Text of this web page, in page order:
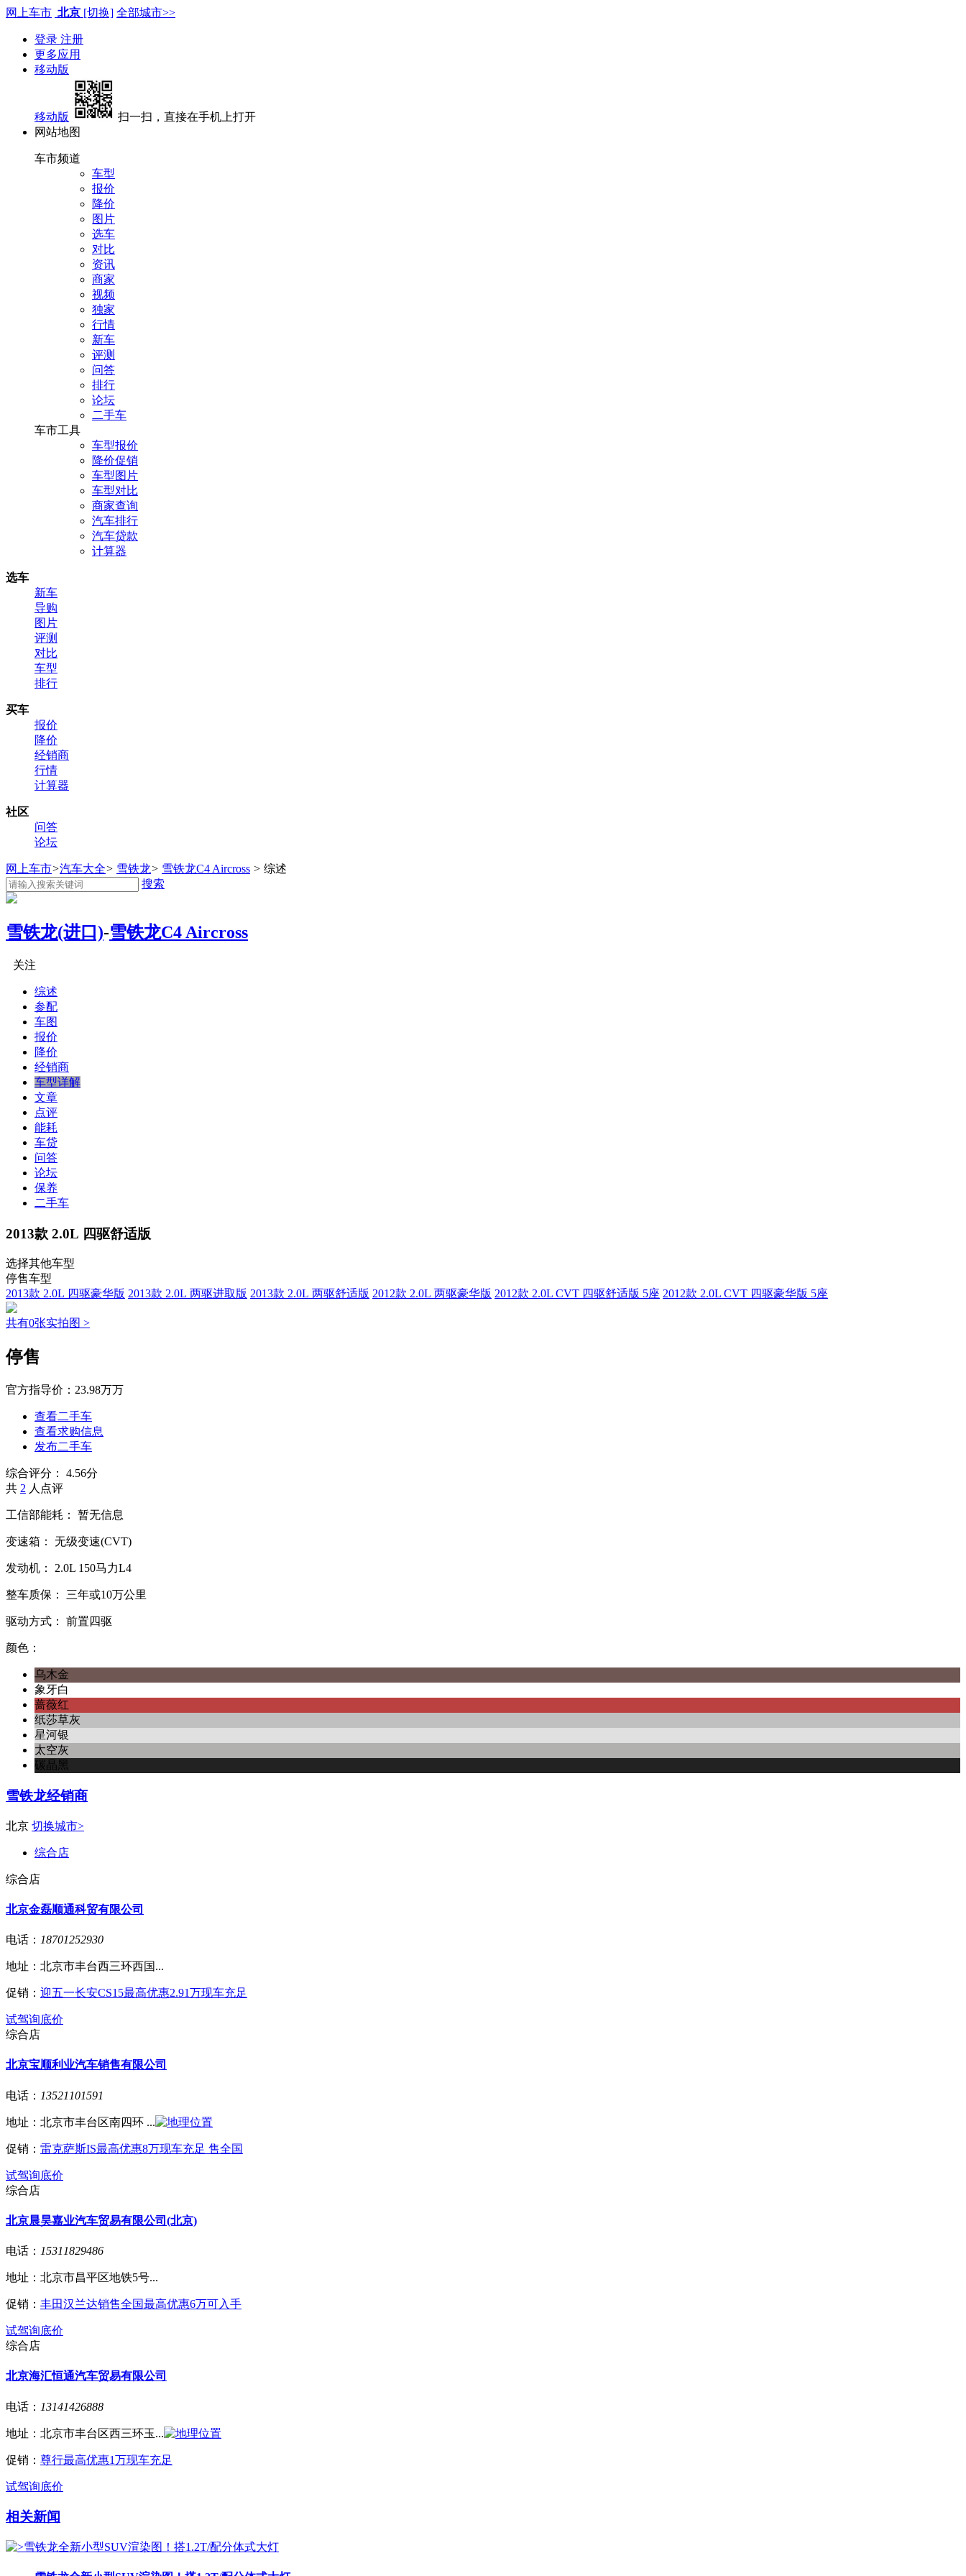
网上车市 北京 [切换] 全部城市>>
登录 注册
更多应用
移动版
移动版
扫一扫，直接在手机上打开
网站地图
车市频道
车型
报价
降价
图片
选车
对比
资讯
商家
视频
独家
行情
新车
评测
问答
排行
论坛
二手车
车市工具
车型报价
降价促销
车型图片
车型对比
商家查询
汽车排行
汽车贷款
计算器
选车
新车
导购
图片
评测
对比
车型
排行
买车
报价
降价
经销商
行情
计算器
社区
问答
论坛
网上车市>汽车大全> 雪铁龙> 雪铁龙C4 Aircross > 综述
搜索
雪铁龙(进口)-雪铁龙C4 Aircross
关注
综述
参配
车图
报价
降价
经销商
车型详解
文章
点评
能耗
车贷
问答
论坛
保养
二手车
2013款 2.0L 四驱舒适版
选择其他车型
停售车型
2013款 2.0L 四驱豪华版 2013款 2.0L 两驱进取版 2013款 2.0L 两驱舒适版 2012款 2.0L 两驱豪华版 2012款 2.0L CVT 四驱舒适版 5座 2012款 2.0L CVT 四驱豪华版 5座
共有0张实拍图 >
停售
官方指导价： 23.98万万
查看二手车
查看求购信息
发布二手车
综合评分：
4.56分
共 2 人点评
工信部能耗： 暂无信息
变速箱： 无级变速(CVT)
发动机： 2.0L 150马力L4
整车质保： 三年或10万公里
驱动方式： 前置四驱
颜色：
乌木金
象牙白
蔷薇红
纸莎草灰
星河银
太空灰
碳晶黑
雪铁龙经销商
北京 切换城市>
综合店
综合店
北京金磊顺通科贸有限公司
电话： 18701252930
地址： 北京市丰台西三环西国...
促销： 迎五一长安CS15最高优惠2.91万现车充足
试驾询底价
综合店
北京宝顺利业汽车销售有限公司
电话： 13521101591
地址： 北京市丰台区南四环 ...
促销： 雷克萨斯IS最高优惠8万现车充足 售全国
试驾询底价
综合店
北京晨昊嘉业汽车贸易有限公司(北京)
电话： 15311829486
地址： 北京市昌平区地铁5号...
促销： 丰田汉兰达销售全国最高优惠6万可入手
试驾询底价
综合店
北京海汇恒通汽车贸易有限公司
电话： 13141426888
地址： 北京市丰台区西三环玉...
促销： 尊行最高优惠1万现车充足
试驾询底价
相关新闻